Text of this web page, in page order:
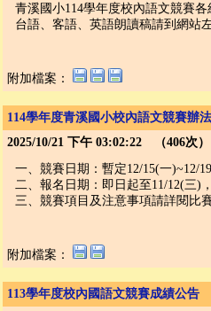
青溪國小114學年度校內語文競賽各
台語、客語、英語朗讀稿請到網站
附加檔案：
114學年度青溪國小校內語文競賽辦
2025/10/21 下午 03:02:22 （406次）
一、競賽日期：暫定12/15(一)~12/
二、報名日期：即日起至11/12(三)
三、競賽項目及注意事項請詳閱比賽
附加檔案：
113學年度校內國語文競賽成績公告